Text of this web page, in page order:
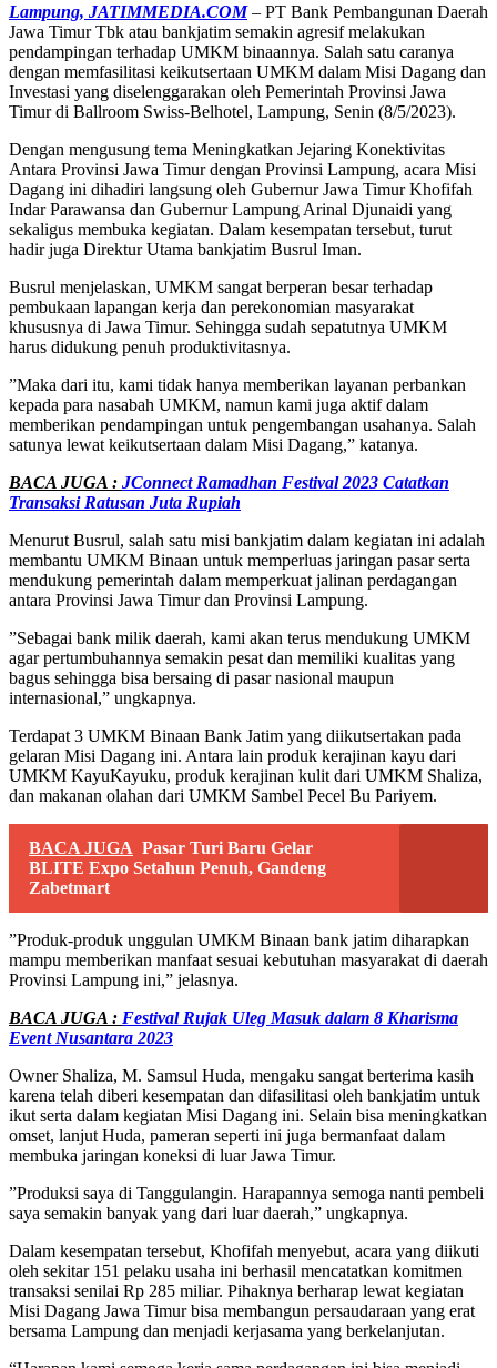
Lampung, JATIMMEDIA.COM– PT Bank Pembangunan Daerah
Jawa Timur Tbk atau bankjatim semakin agresif melakukan
pendampingan terhadap UMKM binaannya. Salah satu caranya
dengan memfasilitasi keikutsertaan UMKM dalam Misi Dagang dan
Investasi yang diselenggarakan oleh Pemerintah Provinsi Jawa
Timur di Ballroom Swiss-Belhotel, Lampung, Senin (8/5/2023).
Dengan mengusung tema Meningkatkan Jejaring Konektivitas
Antara Provinsi Jawa Timur dengan Provinsi Lampung, acara Misi
Dagang ini dihadiri langsung oleh Gubernur Jawa Timur Khofifah
Indar Parawansa dan Gubernur Lampung Arinal Djunaidi yang
sekaligus membuka kegiatan. Dalam kesempatan tersebut, turut
hadir juga Direktur Utama bankjatim Busrul Iman.
Busrul menjelaskan, UMKM sangat berperan besar terhadap
pembukaan lapangan kerja dan perekonomian masyarakat
khususnya di Jawa Timur. Sehingga sudah sepatutnya UMKM
harus didukung penuh produktivitasnya.
”Maka dari itu, kami tidak hanya memberikan layanan perbankan
kepada para nasabah UMKM, namun kami juga aktif dalam
memberikan pendampingan untuk pengembangan usahanya. Salah
satunya lewat keikutsertaan dalam Misi Dagang,” katanya.
BACA JUGA : JConnect Ramadhan Festival 2023 Catatkan
Transaksi Ratusan Juta Rupiah
Menurut Busrul, salah satu misi bankjatim dalam kegiatan ini adalah
membantu UMKM Binaan untuk memperluas jaringan pasar serta
mendukung pemerintah dalam memperkuat jalinan perdagangan
antara Provinsi Jawa Timur dan Provinsi Lampung.
”Sebagai bank milik daerah, kami akan terus mendukung UMKM
agar pertumbuhannya semakin pesat dan memiliki kualitas yang
bagus sehingga bisa bersaing di pasar nasional maupun
internasional,” ungkapnya.
Terdapat 3 UMKM Binaan Bank Jatim yang diikutsertakan pada
gelaran Misi Dagang ini. Antara lain produk kerajinan kayu dari
UMKM KayuKayuku, produk kerajinan kulit dari UMKM Shaliza,
dan makanan olahan dari UMKM Sambel Pecel Bu Pariyem.
BACA JUGA Pasar Turi Baru Gelar
BLITE Expo Setahun Penuh, Gandeng
Zabetmart
”Produk-produk unggulan UMKM Binaan bank jatim diharapkan
mampu memberikan manfaat sesuai kebutuhan masyarakat di daerah
Provinsi Lampung ini,” jelasnya.
BACA JUGA : Festival Rujak Uleg Masuk dalam 8 Kharisma
Event Nusantara 2023
Owner Shaliza, M. Samsul Huda, mengaku sangat berterima kasih
karena telah diberi kesempatan dan difasilitasi oleh bankjatim untuk
ikut serta dalam kegiatan Misi Dagang ini. Selain bisa meningkatkan
omset, lanjut Huda, pameran seperti ini juga bermanfaat dalam
membuka jaringan koneksi di luar Jawa Timur.
”Produksi saya di Tanggulangin. Harapannya semoga nanti pembeli
saya semakin banyak yang dari luar daerah,” ungkapnya.
Dalam kesempatan tersebut, Khofifah menyebut, acara yang diikuti
oleh sekitar 151 pelaku usaha ini berhasil mencatatkan komitmen
transaksi senilai Rp 285 miliar. Pihaknya berharap lewat kegiatan
Misi Dagang Jawa Timur bisa membangun persaudaraan yang erat
bersama Lampung dan menjadi kerjasama yang berkelanjutan.